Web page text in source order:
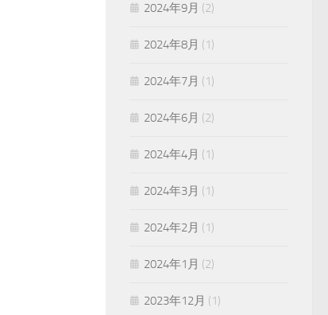
2024年9月 (2)
2024年8月 (1)
2024年7月 (1)
2024年6月 (2)
2024年4月 (1)
2024年3月 (1)
2024年2月 (1)
2024年1月 (2)
2023年12月 (1)